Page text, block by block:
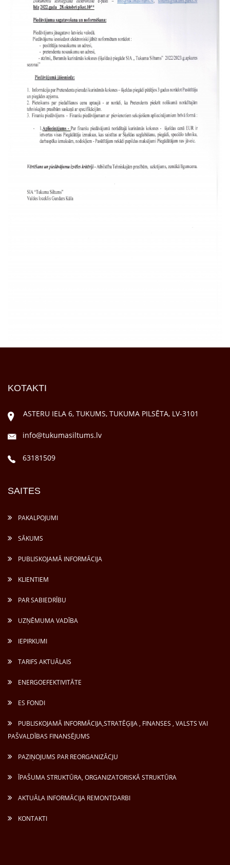
KOTAKTI
ASTERU IELA 6, TUKUMS, TUKUMA PILSĒTA, LV-3101
info@tukumasiltums.lv
63181509
SAITES
PAKALPOJUMI
SĀKUMS
PUBLISKOJAMĀ INFORMĀCIJA
KLIENTIEM
PAR SABIEDRĪBU
UZŅĒMUMA VADĪBA
IEPIRKUMI
TARIFS AKTUĀLAIS
ENERGOEFEKTIVITĀTE
ES FONDI
PUBLISKOJAMĀ INFORMĀCIJA,STRATĒĢIJA , FINANSES , VALSTS VAI
PAŠVALDĪBAS FINANSĒJUMS
PAZIŅOJUMS PAR REORGANIZĀCJU
ĪPAŠUMA STRUKTŪRA, ORGANIZATORISKĀ STRUKTŪRA
AKTUĀLA INFORMĀCIJA REMONTDARBI
KONTAKTI